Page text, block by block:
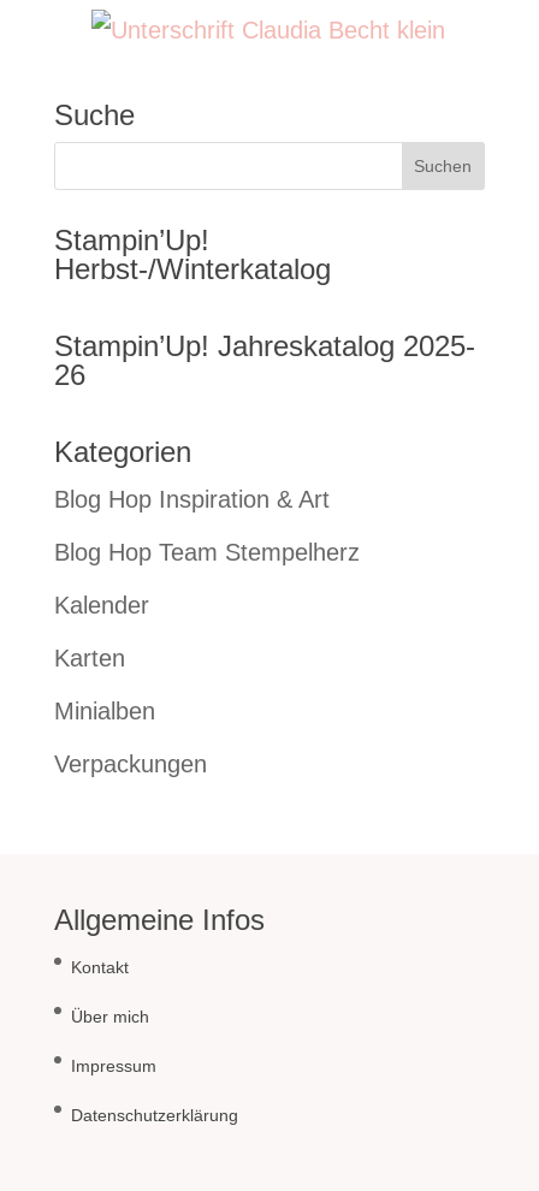
Suche
Stampin’Up!
Herbst-/Winterkatalog
Stampin’Up! Jahreskatalog 2025-
26
Kategorien
Blog Hop Inspiration & Art
Blog Hop Team Stempelherz
Kalender
Karten
Minialben
Verpackungen
Allgemeine Infos
Kontakt
Über mich
Impressum
Datenschutzerklärung